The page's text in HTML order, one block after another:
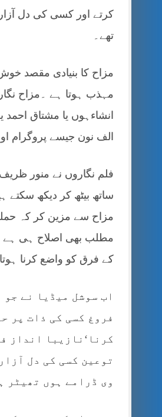
کرتے اور کسی کی دل
تھے۔
مزاح کا بنیادی مقصد
مہذب ہوتا ہے ۔مزاح
انشاءہوں یا مشتاق
الف نون جیسے پروگرام
فلم نگاروں نے منور
ساتھ بیٹھ کر دیکھ
مزاح سے مزین کر کہ
مطلب بھی اصلاح ہی ہے
کے فرق کو واضع کرنا
اب سوشل میڈیا نے
فروغ کسی کی ذات پر
کرنا‘نازیبا انداز
توعین کسی کی دل
وی ڈرامے ہوں تھیٹر